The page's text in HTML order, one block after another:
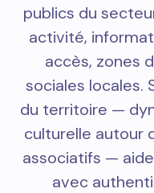
publics du
activité,
accès, zones
sociales locales.
du territoire —
culturelle autour
associatifs —
avec